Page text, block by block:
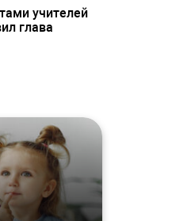
учителей
глава